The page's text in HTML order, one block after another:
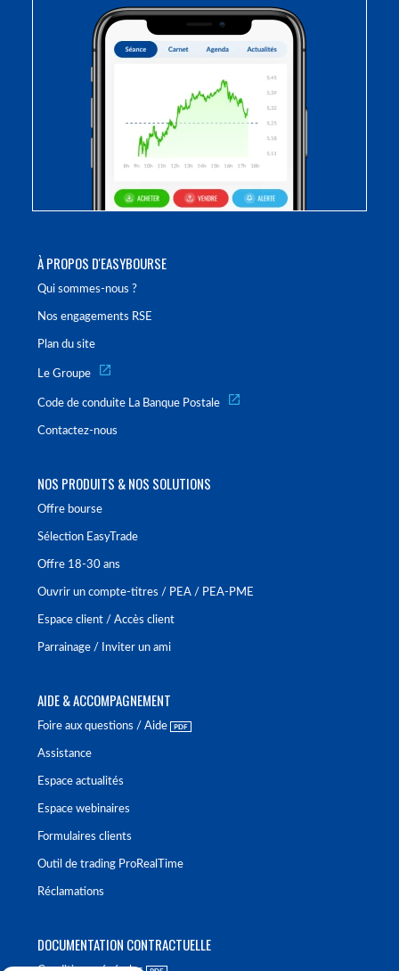
À PROPOS D'EASYBOURSE
Qui sommes-nous ?
Nos engagements RSE
Plan du site
Le Groupe
Code de conduite La Banque Postale
Contactez-nous
NOS PRODUITS & NOS SOLUTIONS
Offre bourse
Sélection EasyTrade
Offre 18-30 ans
Ouvrir un compte-titres / PEA / PEA-PME
Espace client / Accès client
Parrainage / Inviter un ami
AIDE & ACCOMPAGNEMENT
Foire aux questions / Aide
Assistance
Espace actualités
Espace webinaires
Formulaires clients
Outil de trading ProRealTime
Réclamations
DOCUMENTATION CONTRACTUELLE